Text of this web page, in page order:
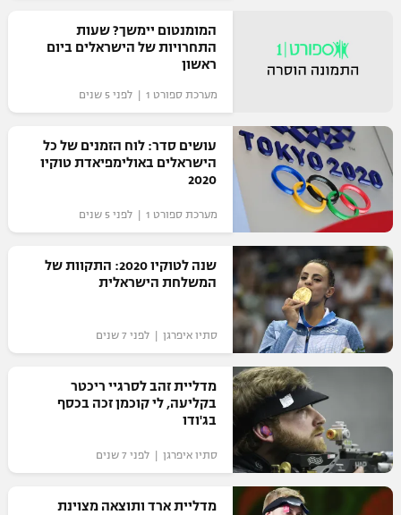
הצטרפות לחבילת הערוצים
תגיות
המגזין
המומנטום יימשך? שעות
התחרויות של הישראלים ביום
ראשון
מערכת ספורט 1 | לפני 5 שנים
עושים סדר: לוח הזמנים של כל
הישראלים באולימפיאדת טוקיו
2020
מערכת ספורט 1 | לפני 5 שנים
שנה לטוקיו 2020: התקוות של
המשלחת הישראלית
סתיו איפרגן | לפני 7 שנים
מדליית זהב לסרגיי ריכטר
בקליעה, לי קוכמן זכה בכסף
בג'ודו
סתיו איפרגן | לפני 7 שנים
מדליית ארד ותוצאה מצוינת